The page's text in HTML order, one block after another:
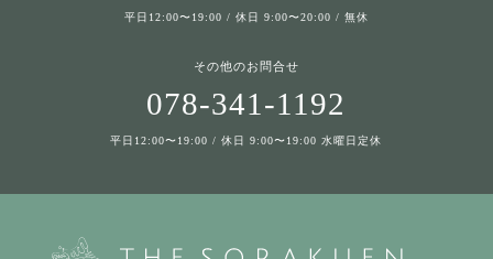
平日12:00〜19:00 / 休日 9:00〜20:00 / 無休
その他のお問合せ
078-341-1192
平日12:00〜19:00 / 休日 9:00〜19:00 水曜日定休